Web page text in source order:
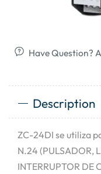
Have Question?
Description
ZC-24DI se utiliza
N.24 (PULSADOR,
INTERRUPTOR DE